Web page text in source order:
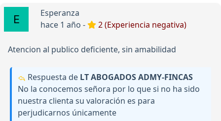
Esperanza
hace 1 año -
2 (Experiencia negativa)
Atencion al publico deficiente, sin amabilidad
Respuesta de LT ABOGADOS ADMY-FINCAS
No la conocemos señora por lo que si no ha sido
nuestra clienta su valoración es para
perjudicarnos únicamente